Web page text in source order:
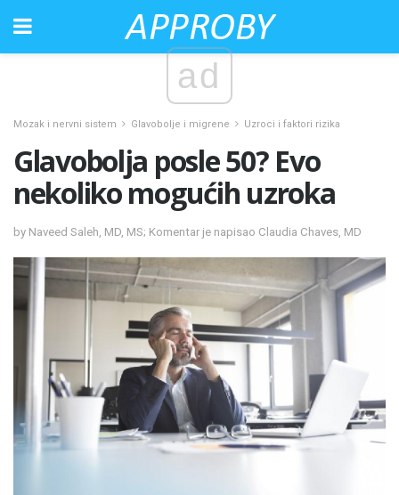
ad
Mozak i nervni sistem Glavobolje i migrene Uzroci i faktori rizika
Glavobolja posle 50? Evo
nekoliko mogućih uzroka
by Naveed Saleh, MD, MS; Komentar je napisao Claudia Chaves, MD